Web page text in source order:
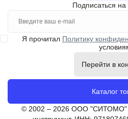
Подписаться на
Я прочитал Политику
Перейти в
Каталог
© 2002 – 2026 ООО "СИТОМО"